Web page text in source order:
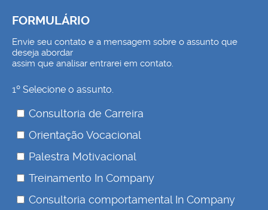
FORMULÁRIO
Envie seu contato e a mensagem sobre o assunto que
deseja abordar
assim que analisar entrarei em contato.
1º Selecione o assunto.
Consultoria de Carreira
Orientação Vocacional
Palestra Motivacional
Treinamento In Company
Consultoria comportamental In Company